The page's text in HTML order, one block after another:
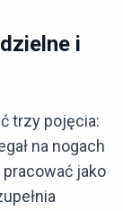
i
trzy pojęcia:
na nogach
jako